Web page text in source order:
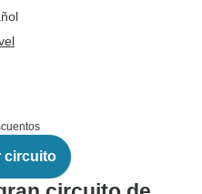
circuito